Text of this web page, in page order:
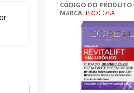
CÓDIGO DO PRODUTO:
MARCA: PROCOSA